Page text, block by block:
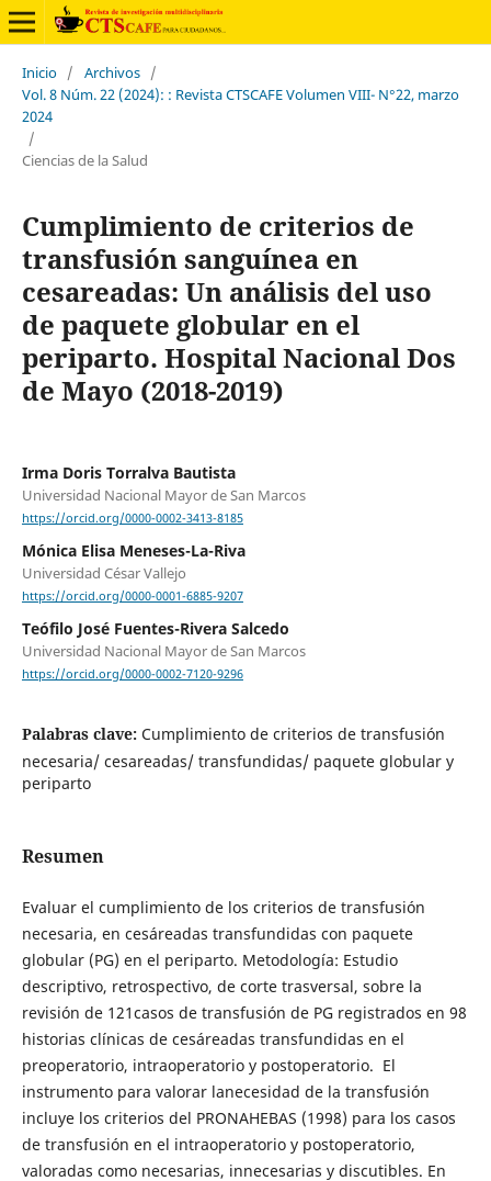
Inicio / Archivos /
Vol. 8 Núm. 22 (2024): : Revista CTSCAFE Volumen VIII- N°22, marzo
2024
/
Ciencias de la Salud
Cumplimiento de criterios de
transfusión sanguínea en
cesareadas: Un análisis del uso
de paquete globular en el
periparto. Hospital Nacional Dos
de Mayo (2018-2019)
Irma Doris Torralva Bautista
Universidad Nacional Mayor de San Marcos
https://orcid.org/0000-0002-3413-8185
Mónica Elisa Meneses-La-Riva
Universidad César Vallejo
https://orcid.org/0000-0001-6885-9207
Teófilo José Fuentes-Rivera Salcedo
Universidad Nacional Mayor de San Marcos
https://orcid.org/0000-0002-7120-9296
Palabras clave: Cumplimiento de criterios de transfusión
necesaria/ cesareadas/ transfundidas/ paquete globular y
periparto
Resumen
Evaluar el cumplimiento de los criterios de transfusión
necesaria, en cesáreadas transfundidas con paquete
globular (PG) en el periparto. Metodología: Estudio
descriptivo, retrospectivo, de corte trasversal, sobre la
revisión de 121casos de transfusión de PG registrados en 98
historias clínicas de cesáreadas transfundidas en el
preoperatorio, intraoperatorio y postoperatorio. El
instrumento para valorar lanecesidad de la transfusión
incluye los criterios del PRONAHEBAS (1998) para los casos
de transfusión en el intraoperatorio y postoperatorio,
valoradas como necesarias, innecesarias y discutibles. En